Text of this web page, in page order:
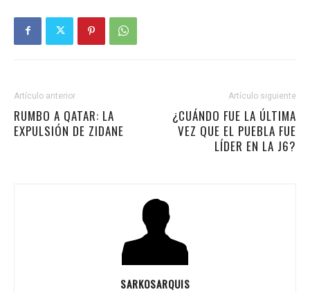
Artículo anterior
RUMBO A QATAR: LA
EXPULSIÓN DE ZIDANE
Artículo siguiente
¿CUÁNDO FUE LA ÚLTIMA
VEZ QUE EL PUEBLA FUE
LÍDER EN LA J6?
SARKOSARQUIS